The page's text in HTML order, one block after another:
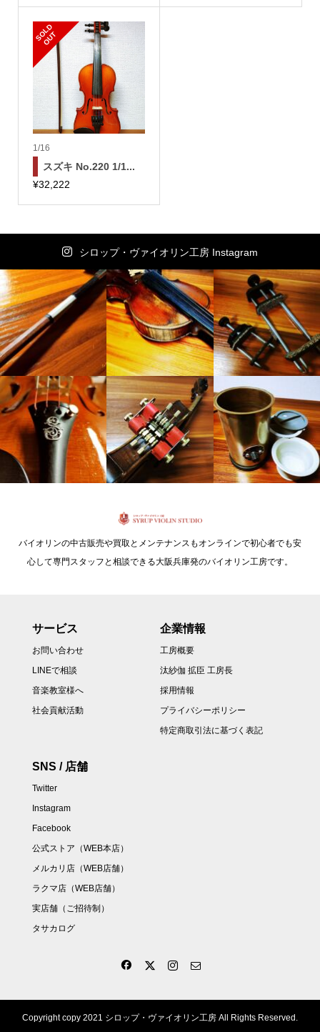
S
O
L
D
O
U
T
1/16
スズキ No.220 1/1...
¥32,222
シロップ・ヴァイオリン工房 Instagram
バイオリンの中古販売や買取とメンテナンスもオンラインで初心者でも安
心して専門スタッフと相談できる大阪兵庫発のバイオリン工房です。
サービス
お問い合わせ
LINEで相談
音楽教室様へ
社会貢献活動
企業情報
工房概要
汰紗伽 拡臣 工房長
採用情報
プライバシーポリシー
特定商取引法に基づく表記
SNS / 店舗
Twitter
Instagram
Facebook
公式ストア（WEB本店）
メルカリ店（WEB店舗）
ラクマ店（WEB店舗）
実店舗（ご招待制）
タサカログ
Copyright copy 2021 シロップ・ヴァイオリン工房 All Rights Reserved.